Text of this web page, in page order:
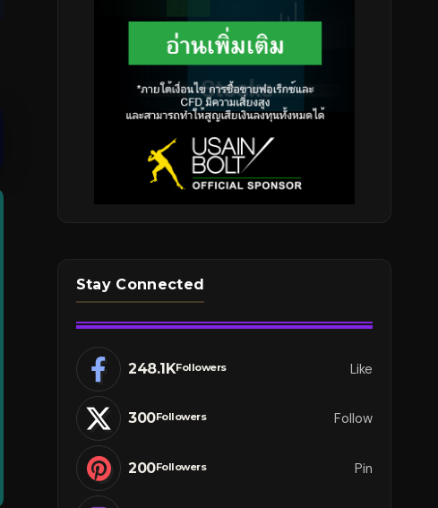
Stay Connected
248.1KFollowers Like
300Followers Follow
200Followers Pin